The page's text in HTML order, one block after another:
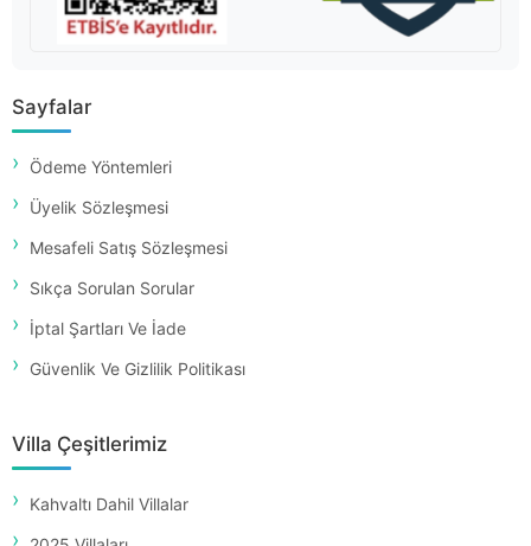
Sayfalar
Ödeme Yöntemleri
Üyelik Sözleşmesi
Mesafeli Satış Sözleşmesi
Sıkça Sorulan Sorular
İptal Şartları Ve İade
Güvenlik Ve Gizlilik Politikası
Villa Çeşitlerimiz
Kahvaltı Dahil Villalar